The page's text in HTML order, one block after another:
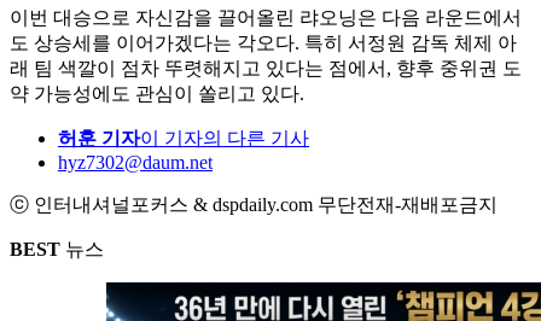
이번 대승으로 자신감을 끌어올린 랴오닝은 다음 라운드에서
도 상승세를 이어가겠다는 각오다. 특히 서정원 감독 체제 아
래 팀 색깔이 점차 뚜렷해지고 있다는 점에서, 향후 중위권 도
약 가능성에도 관심이 쏠리고 있다.
허훈 기자이 기자의 다른 기사
hyz7302@daum.net
ⓒ 인터내셔널포커스 & dspdaily.com 무단전재-재배포금지
BEST 뉴스